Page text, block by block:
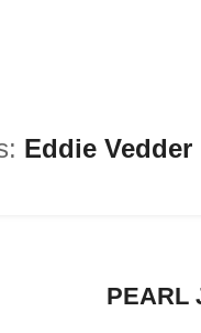
Eddie Vedder
PEARL